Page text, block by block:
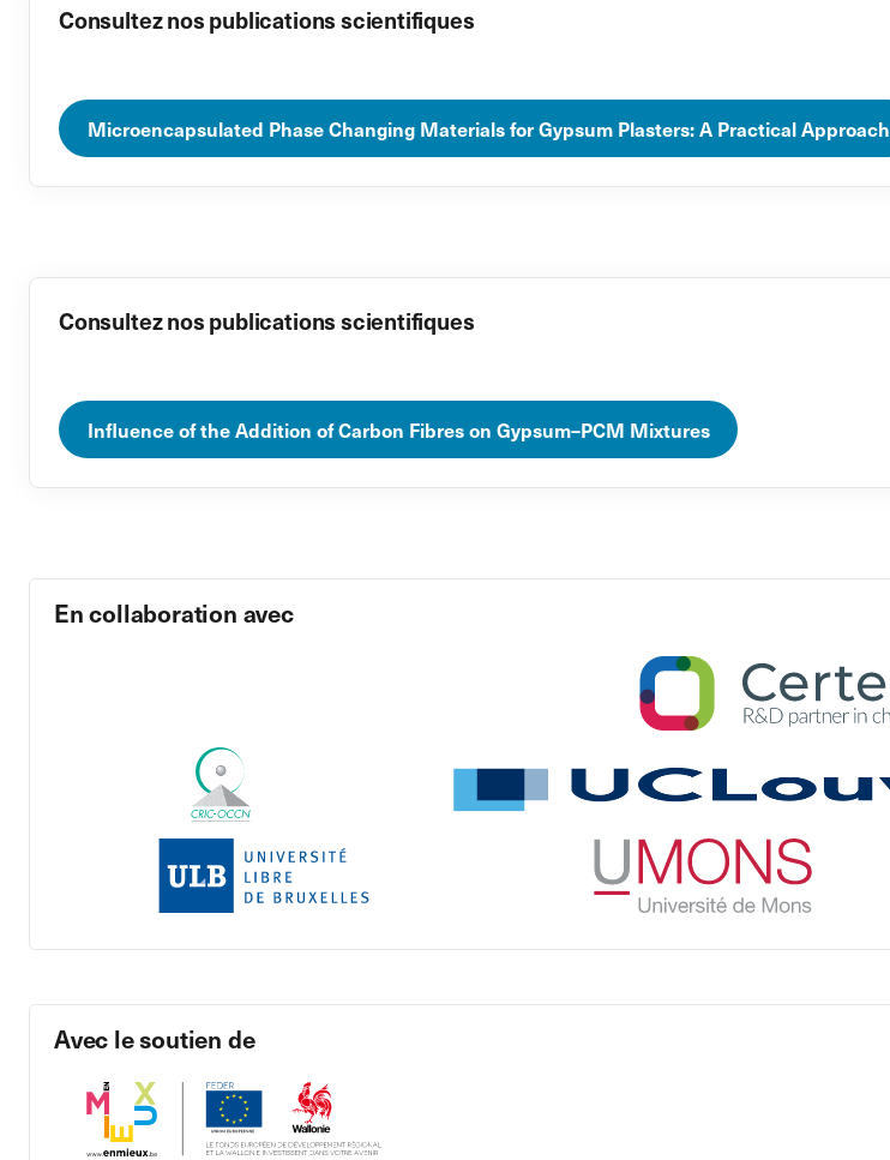
Consultez nos publications scientifiques
Microencapsulated Phase Changing Materials for Gypsum Plasters: A Practical Approach
Consultez nos publications scientifiques
Influence of the Addition of Carbon Fibres on Gypsum–PCM Mixtures
En collaboration avec
Avec le soutien de